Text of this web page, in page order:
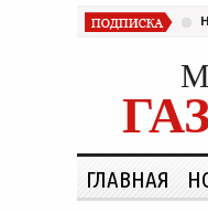
ГЛАВНАЯ